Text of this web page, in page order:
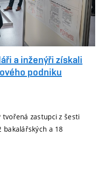
a inženýři získali
podniku
tvořená zastupci z šesti
a 18